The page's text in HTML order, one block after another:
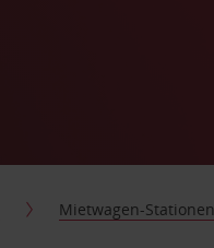
Mietwagen-Stationen